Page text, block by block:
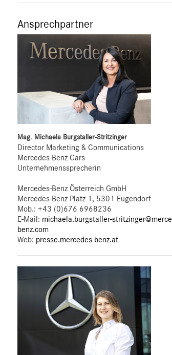
Ansprechpartner
Mag. Michaela Burgstaller-Stritzinger
Director Marketing & Communications
Mercedes-Benz Cars
Unternehmenssprecherin
Mercedes-Benz Österreich GmbH
Mercedes-Benz Platz 1, 5301 Eugendorf
Mob.:+43 (0)676 6968236
E-Mail: michaela.burgstaller-
benz.com
Web: presse.mercedes-benz.at